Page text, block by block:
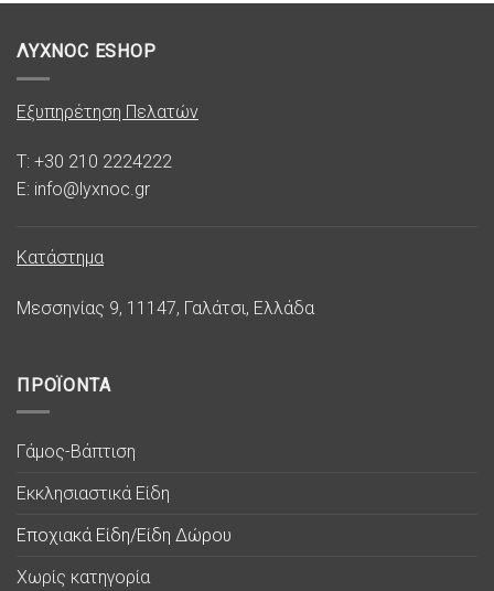
ΛΥΧΝΟC ESHOP
Εξυπηρέτηση Πελατών
T: +30 210 2224222
E: info@lyxnoc.gr
Κατάστημα
Μεσσηνίας 9, 11147, Γαλάτσι, Ελλάδα
ΠΡΟΪΟΝΤΑ
Γάμος-Βάπτιση
Εκκλησιαστικά Είδη
Εποχιακά Είδη/Είδη Δώρου
Χωρίς κατηγορία